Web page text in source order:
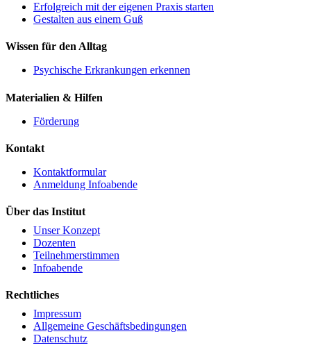
Erfolgreich mit der eigenen Praxis starten
Gestalten aus einem Guß
Wissen für den Alltag
Psychische Erkrankungen erkennen
Materialien & Hilfen
Förderung
Kontakt
Kontaktformular
Anmeldung Infoabende
Über das Institut
Unser Konzept
Dozenten
Teilnehmerstimmen
Infoabende
Rechtliches
Impressum
Allgemeine Geschäftsbedingungen
Datenschutz